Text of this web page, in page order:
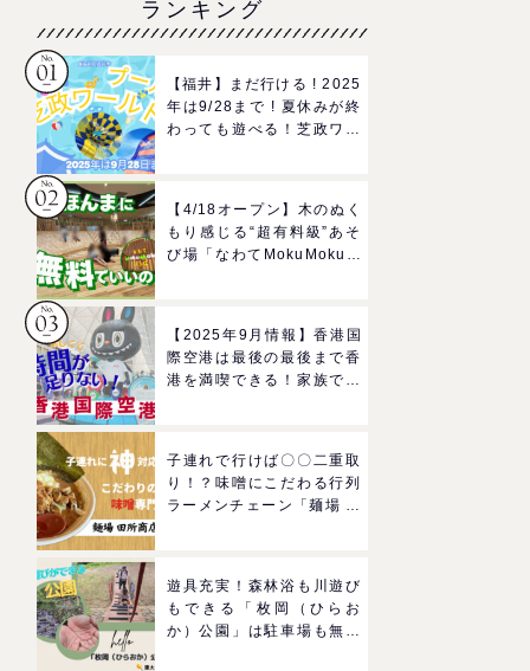
ランキング
【福井】まだ行ける ! 2025
年は9/28まで ! 夏休みが終
わっても遊べる！芝政ワー
【4/18オープン】木のぬく
もり感じる“超有料級”あそ
び場「なわてMokuMokuひ
【2025年9月情報】香港国
際空港は最後の最後まで香
港を満喫できる！家族で楽
子連れで行けば〇〇二重取
り！？味噌にこだわる行列
ラーメンチェーン「麺場 田
遊具充実！森林浴も川遊び
もできる「枚岡（ひらお
か）公園」は駐車場も無料